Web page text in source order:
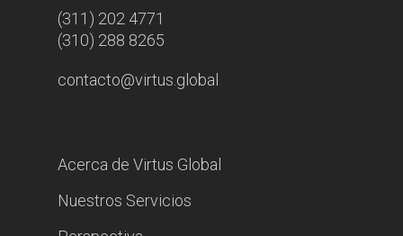
(311) 202 4771
(310) 288 8265
contacto@virtus.global
Acerca de Virtus Global
Nuestros Servicios